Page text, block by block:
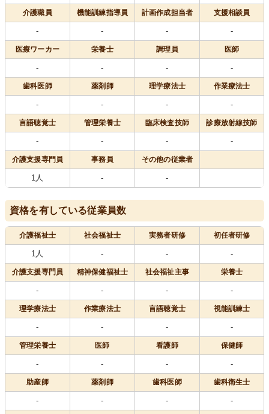
介護職員 機能訓練指導員 計画作成担当者 支援相談員
- - - -
医療ワーカー 栄養士 調理員 医師
- - - -
歯科医師 薬剤師 理学療法士 作業療法士
- - - -
言語聴覚士 管理栄養士 臨床検査技師 診療放射線技師
- - - -
介護支援専門員 事務員 その他の従業者
1人 - -
資格を有している従業員数
介護福祉士 社会福祉士 実務者研修 初任者研修
1人 - - -
介護支援専門員 精神保健福祉士 社会福祉主事 栄養士
- - - -
理学療法士 作業療法士 言語聴覚士 視能訓練士
- - - -
管理栄養士 医師 看護師 保健師
- - - -
助産師 薬剤師 歯科医師 歯科衛生士
- - - -